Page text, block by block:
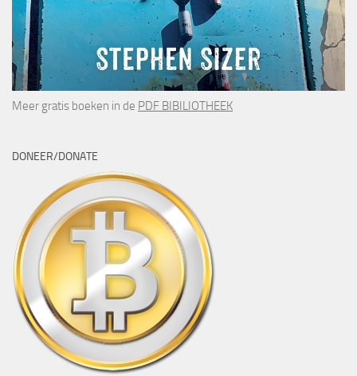
Meer gratis boeken in de PDF BIBILIOTHEEK
DONEER/DONATE